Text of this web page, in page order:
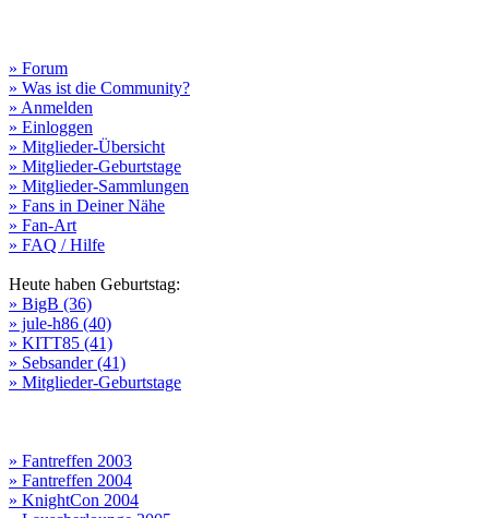
» Forum
» Was ist die Community?
» Anmelden
» Einloggen
» Mitglieder-Übersicht
» Mitglieder-Geburtstage
» Mitglieder-Sammlungen
» Fans in Deiner Nähe
» Fan-Art
» FAQ / Hilfe
Heute haben Geburtstag:
» BigB (36)
» jule-h86 (40)
» KITT85 (41)
» Sebsander (41)
» Mitglieder-Geburtstage
» Fantreffen 2003
» Fantreffen 2004
» KnightCon 2004